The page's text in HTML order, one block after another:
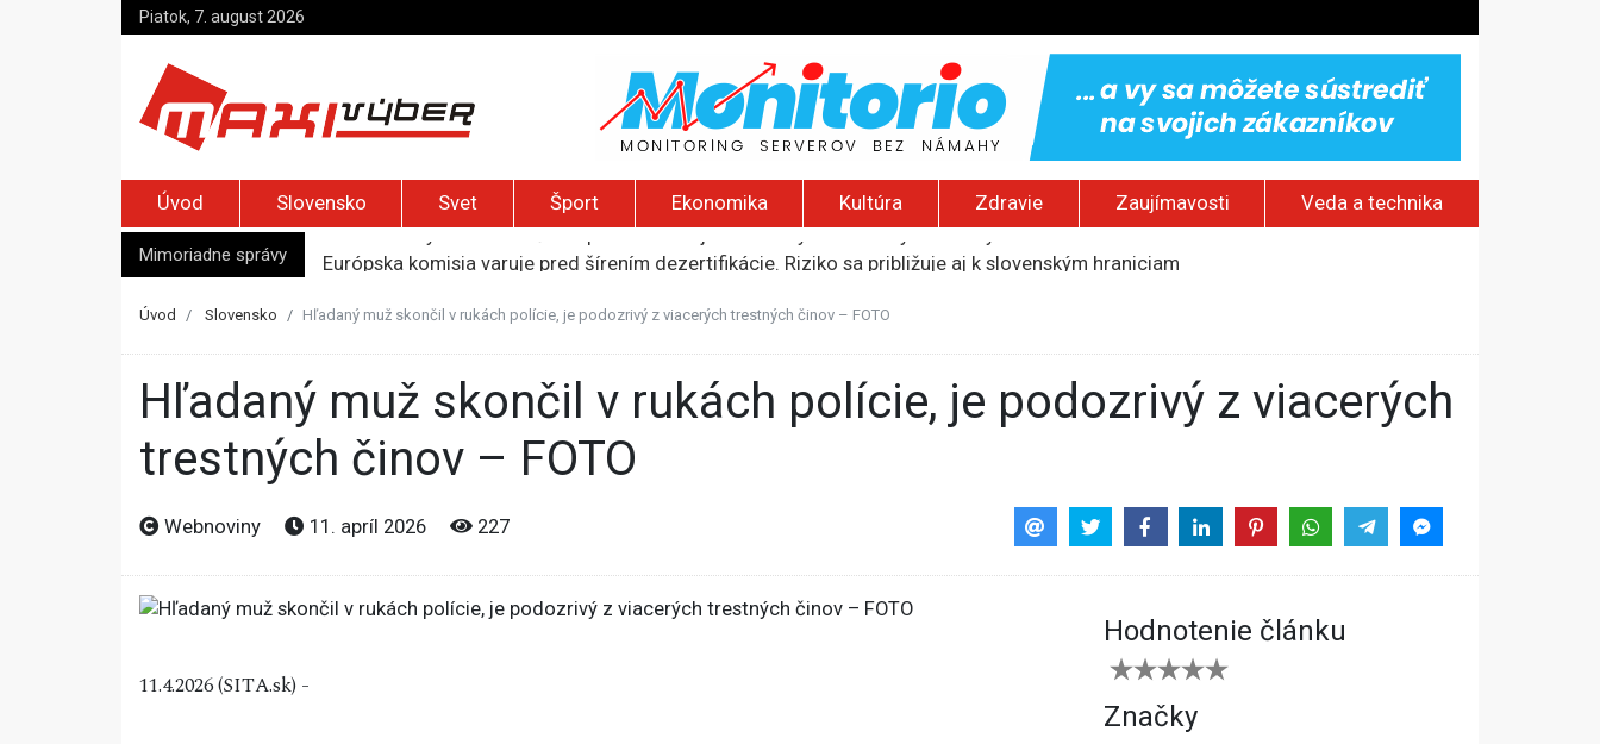
Piatok, 7. august 2026
Úvod Slovensko Svet Šport Ekonomika Kultúra Zdravie Zaujímavosti Veda a technika
Mimoriadne správy
Európska komisia varuje pred šírením dezertifikácie. Riziko sa približuje aj k slovenským hraniciam
Opičí teror paralyzoval indonézsku Sumatru, po sérii útokov zatvorili desiatky škôl
Úvod Slovensko Hľadaný muž skončil v rukách polície, je podozrivý z viacerých trestných činov – FOTO
Hľadaný muž skončil v rukách polície, je podozrivý z viacerých
trestných činov – FOTO
Webnoviny 11. apríl 2026 227
11.4.2026 (SITA.sk) -
Hodnotenie článku
Značky